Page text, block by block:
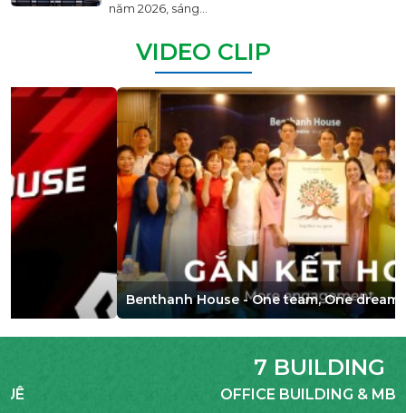
năm 2026, sáng...
VIDEO CLIP
Benthanh House - One team, One dream, One Journey
7 BUILDING
OFFICE BUILDING & MBKD